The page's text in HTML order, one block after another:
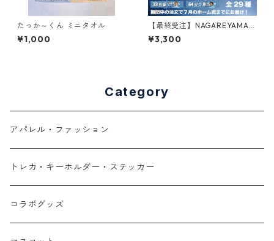
たっか～くん ミニタオル
¥1,000
【最終受注】NAGAREYAMA.
F.C.選手個別タオルマフラー2
026Ver（全29種）
¥3,300
Category
アパレル・ファッション
トレカ・キーホルダー・ステッカー
コラボグッズ